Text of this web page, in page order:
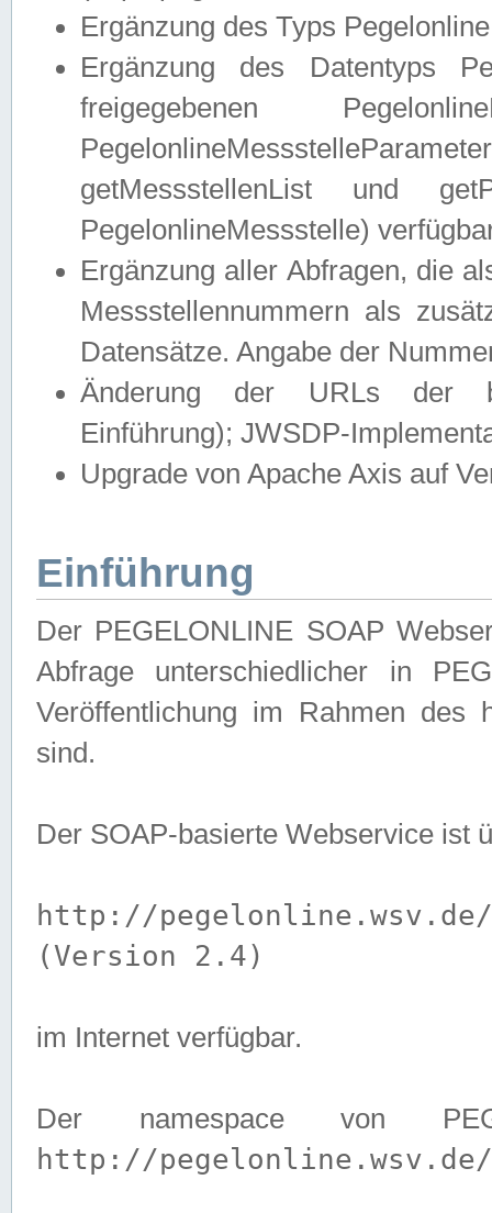
Ergänzung des Typs
Ergänzung des Datentyps
freigegebenen
getMessstellenList und
PegelonlineMessstelle)
Ergänzung aller Abfragen, die
Messstellennummern als
Datensätze. Angabe der
Änderung der URLs der
Einführung); JWSDP-
Upgrade von Apache Axis auf
Einführung
Der PEGELONLINE SOAP
Abfrage unterschiedlicher in
Veröffentlichung im Rahmen des
sind.
Der SOAP-basierte Webservice ist
http://pegelonline.wsv.de/
(Version 2.4)
im Internet verfügbar.
Der namespace von
http://pegelonline.wsv.de/